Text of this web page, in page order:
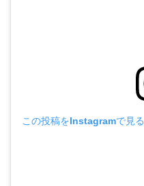
この投稿をInstagramで見る